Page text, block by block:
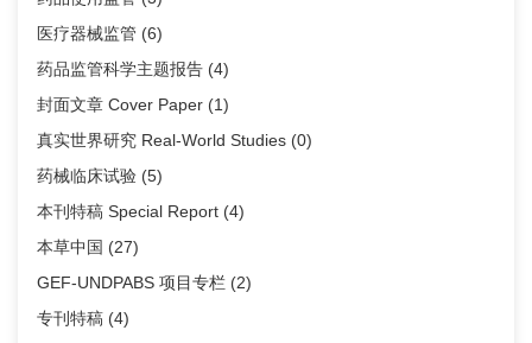
医疗器械监管 (6)
药品监管科学主题报告 (4)
封面文章 Cover Paper (1)
真实世界研究 Real-World Studies (0)
药械临床试验 (5)
本刊特稿 Special Report (4)
本草中国 (27)
GEF-UNDPABS 项目专栏 (2)
专刊特稿 (4)